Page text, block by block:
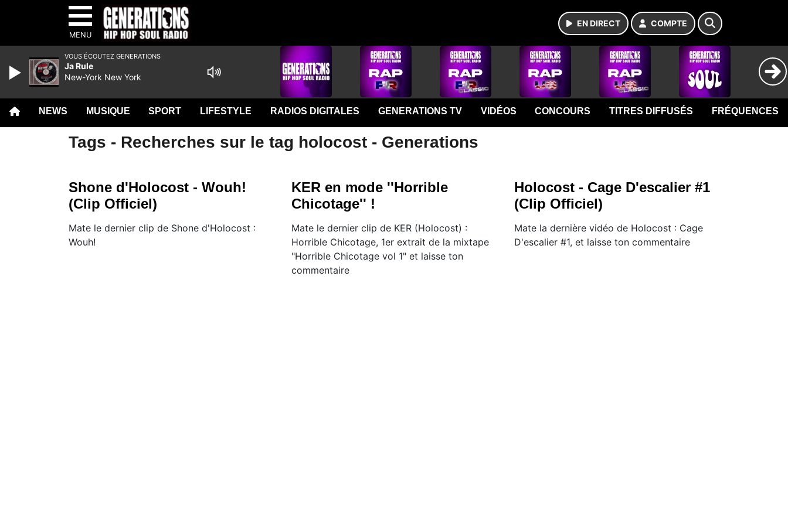
MENU
EN DIRECT COMPTE
NEWS MUSIQUE SPORT LIFESTYLE RADIOS DIGITALES GENERATIONS TV VIDÉOS CONCOURS TITRES DIFFUSÉS FRÉQUENCES
Tags - Recherches sur le tag holocost - Generations
Shone d'Holocost - Wouh!
(Clip Officiel)
Mate le dernier clip de Shone d'Holocost :
Wouh!
KER en mode ''Horrible
Chicotage'' !
Mate le dernier clip de KER (Holocost) :
Horrible Chicotage, 1er extrait de la mixtape
"Horrible Chicotage vol 1" et laisse ton
commentaire
Holocost - Cage D'escalier #1
(Clip Officiel)
Mate la dernière vidéo de Holocost : Cage
D'escalier #1, et laisse ton commentaire
VOUS ÉCOUTEZ GENERATIONS
Ja Rule
New-York New York